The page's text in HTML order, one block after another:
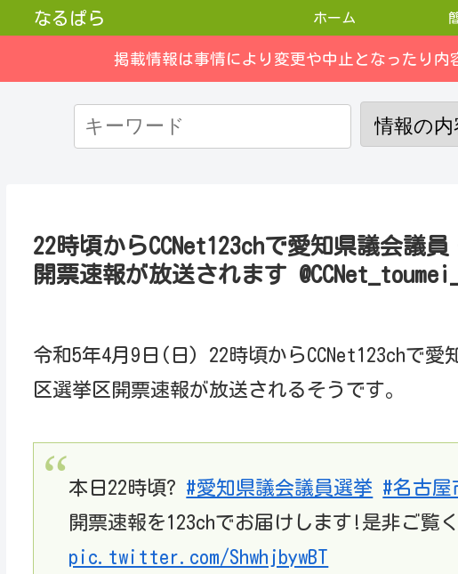
なるぱら ホーム
掲載情報は事情により変更や中止となったり
22時頃からCCNet123chで愛知県議会議
開票速報が放送されます
令和5年4月9日(日) 22時頃からCCNet123chで
区選挙区開票速報が放送されるそうです。
本日22時頃? #愛知県議会議員選挙 #名古屋
開票速報を123chでお届けします!是非ご覧く
pic.twitter.com/ShwhjbywBT